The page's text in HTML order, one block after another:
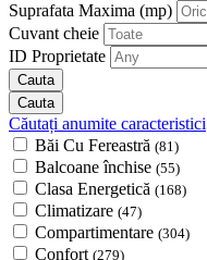
Suprafata Maxima (mp)
Cuvant cheie
ID Proprietate
Căutați anumite caracteristici
Băi Cu Fereastră (81)
Balcoane închise (55)
Clasa Energetică (168)
Climatizare (47)
Compartimentare (304)
Confort (279)